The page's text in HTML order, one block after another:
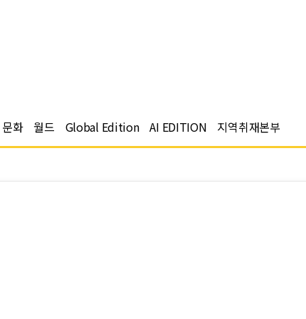
문화 월드 Global Edition AI EDITION 지역취재본부